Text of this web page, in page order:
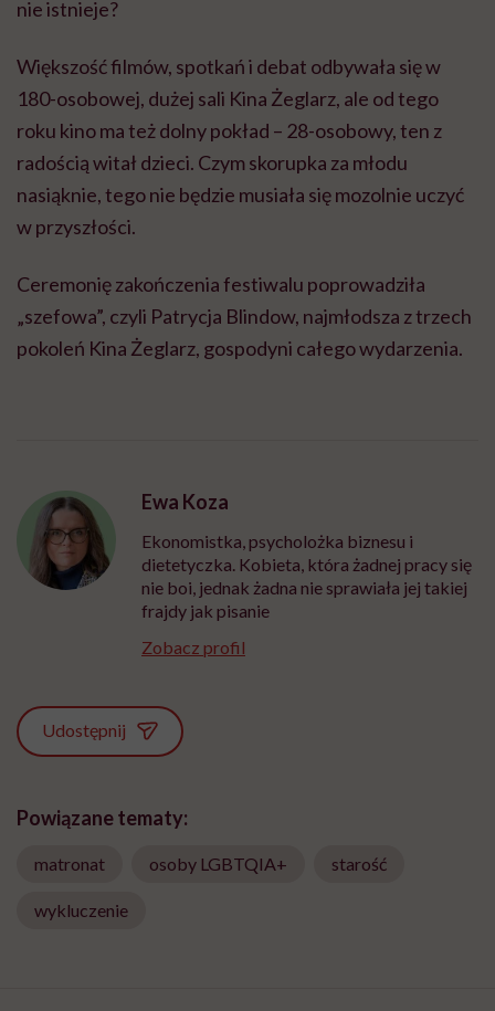
nie istnieje?
Większość filmów, spotkań i debat odbywała się w
180-osobowej, dużej sali Kina Żeglarz, ale od tego
roku kino ma też dolny pokład – 28-osobowy, ten z
radością witał dzieci. Czym skorupka za młodu
nasiąknie, tego nie będzie musiała się mozolnie uczyć
w przyszłości.
Ceremonię zakończenia festiwalu poprowadziła
„szefowa”, czyli Patrycja Blindow, najmłodsza z trzech
pokoleń Kina Żeglarz, gospodyni całego wydarzenia.
Ewa Koza
Ekonomistka, psycholożka biznesu i
dietetyczka. Kobieta, która żadnej pracy się
nie boi, jednak żadna nie sprawiała jej takiej
frajdy jak pisanie
Zobacz profil
Udostępnij
Powiązane tematy:
matronat osoby LGBTQIA+ starość
wykluczenie